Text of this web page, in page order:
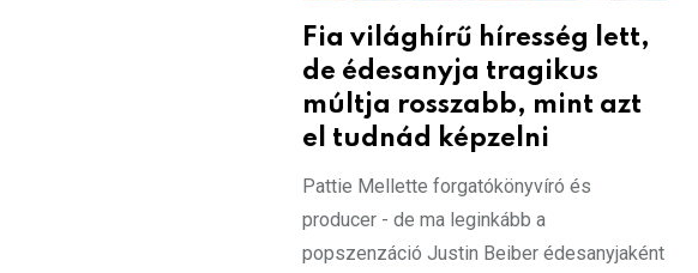
Fia világhírű híresség lett,
de édesanyja tragikus
múltja rosszabb, mint azt
el tudnád képzelni
Pattie Mellette forgatókönyvíró és
producer - de ma leginkább a
popszenzáció Justin Beiber édesanyjaként